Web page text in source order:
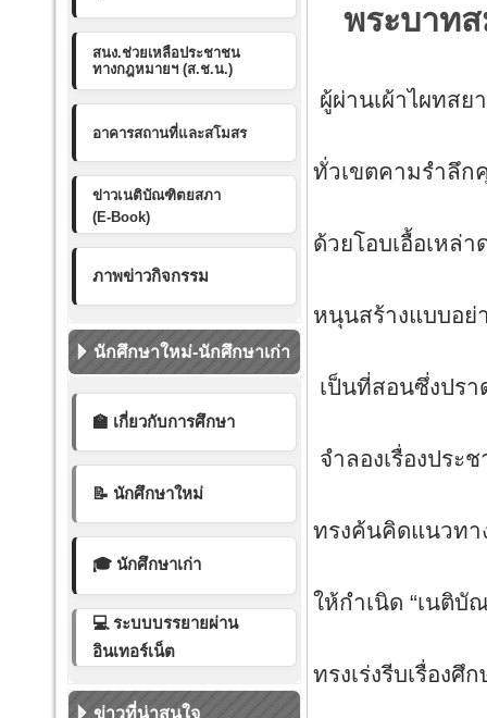
สนง.ช่วยเหลือประชาชน
ทางกฎหมายฯ (ส.ช.น.)
อาคารสถานที่และสโมสร
ข่าวเนติบัณฑิตยสภา
(E-Book)
ภาพข่าวกิจกรรม
นักศึกษาใหม่-นักศึกษาเก่า
🏫 เกี่ยวกับการศึกษา
📝 นักศึกษาใหม่
🎓 นักศึกษาเก่า
💻 ระบบบรรยายผ่าน
อินเทอร์เน็ต
ข่าวที่น่าสนใจ
พระบาทส
ผู้ผ่านเผ้าไผทสย
ทั่วเขตคามรำลึ
ด้วยโอบเอื้อเห
หนุนสร้างแบ
เป็นที่สอนซึ่งป
จำลองเรื่องประ
ทรงค้นคิดแนวท
ให้กำเนิด “เนติบั
ทรงเร่งรีบเรื่องศึ